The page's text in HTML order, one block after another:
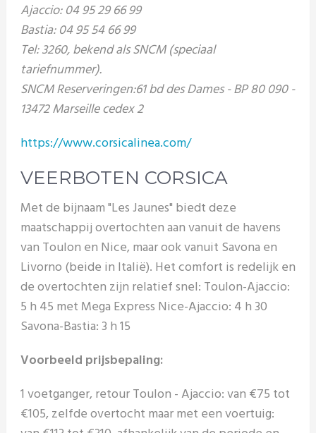
Ajaccio: 04 95 29 66 99
Bastia: 04 95 54 66 99
Tel: 3260, bekend als SNCM (speciaal
tariefnummer).
SNCM Reserveringen:61 bd des Dames - BP 80 090 -
13472 Marseille cedex 2
https://www.corsicalinea.com/
VEERBOTEN CORSICA
Met de bijnaam "Les Jaunes" biedt deze
maatschappij overtochten aan vanuit de havens
van Toulon en Nice, maar ook vanuit Savona en
Livorno (beide in Italië). Het comfort is redelijk en
de overtochten zijn relatief snel: Toulon-Ajaccio:
5 h 45 met Mega Express Nice-Ajaccio: 4 h 30
Savona-Bastia: 3 h 15
Voorbeeld prijsbepaling:
1 voetganger, retour Toulon - Ajaccio: van €75 tot
€105, zelfde overtocht maar met een voertuig: